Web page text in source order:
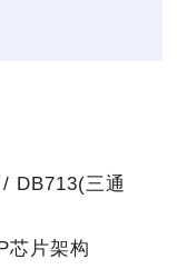
DB713(三通
芯片架构